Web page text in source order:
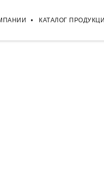
КАТАЛОГ